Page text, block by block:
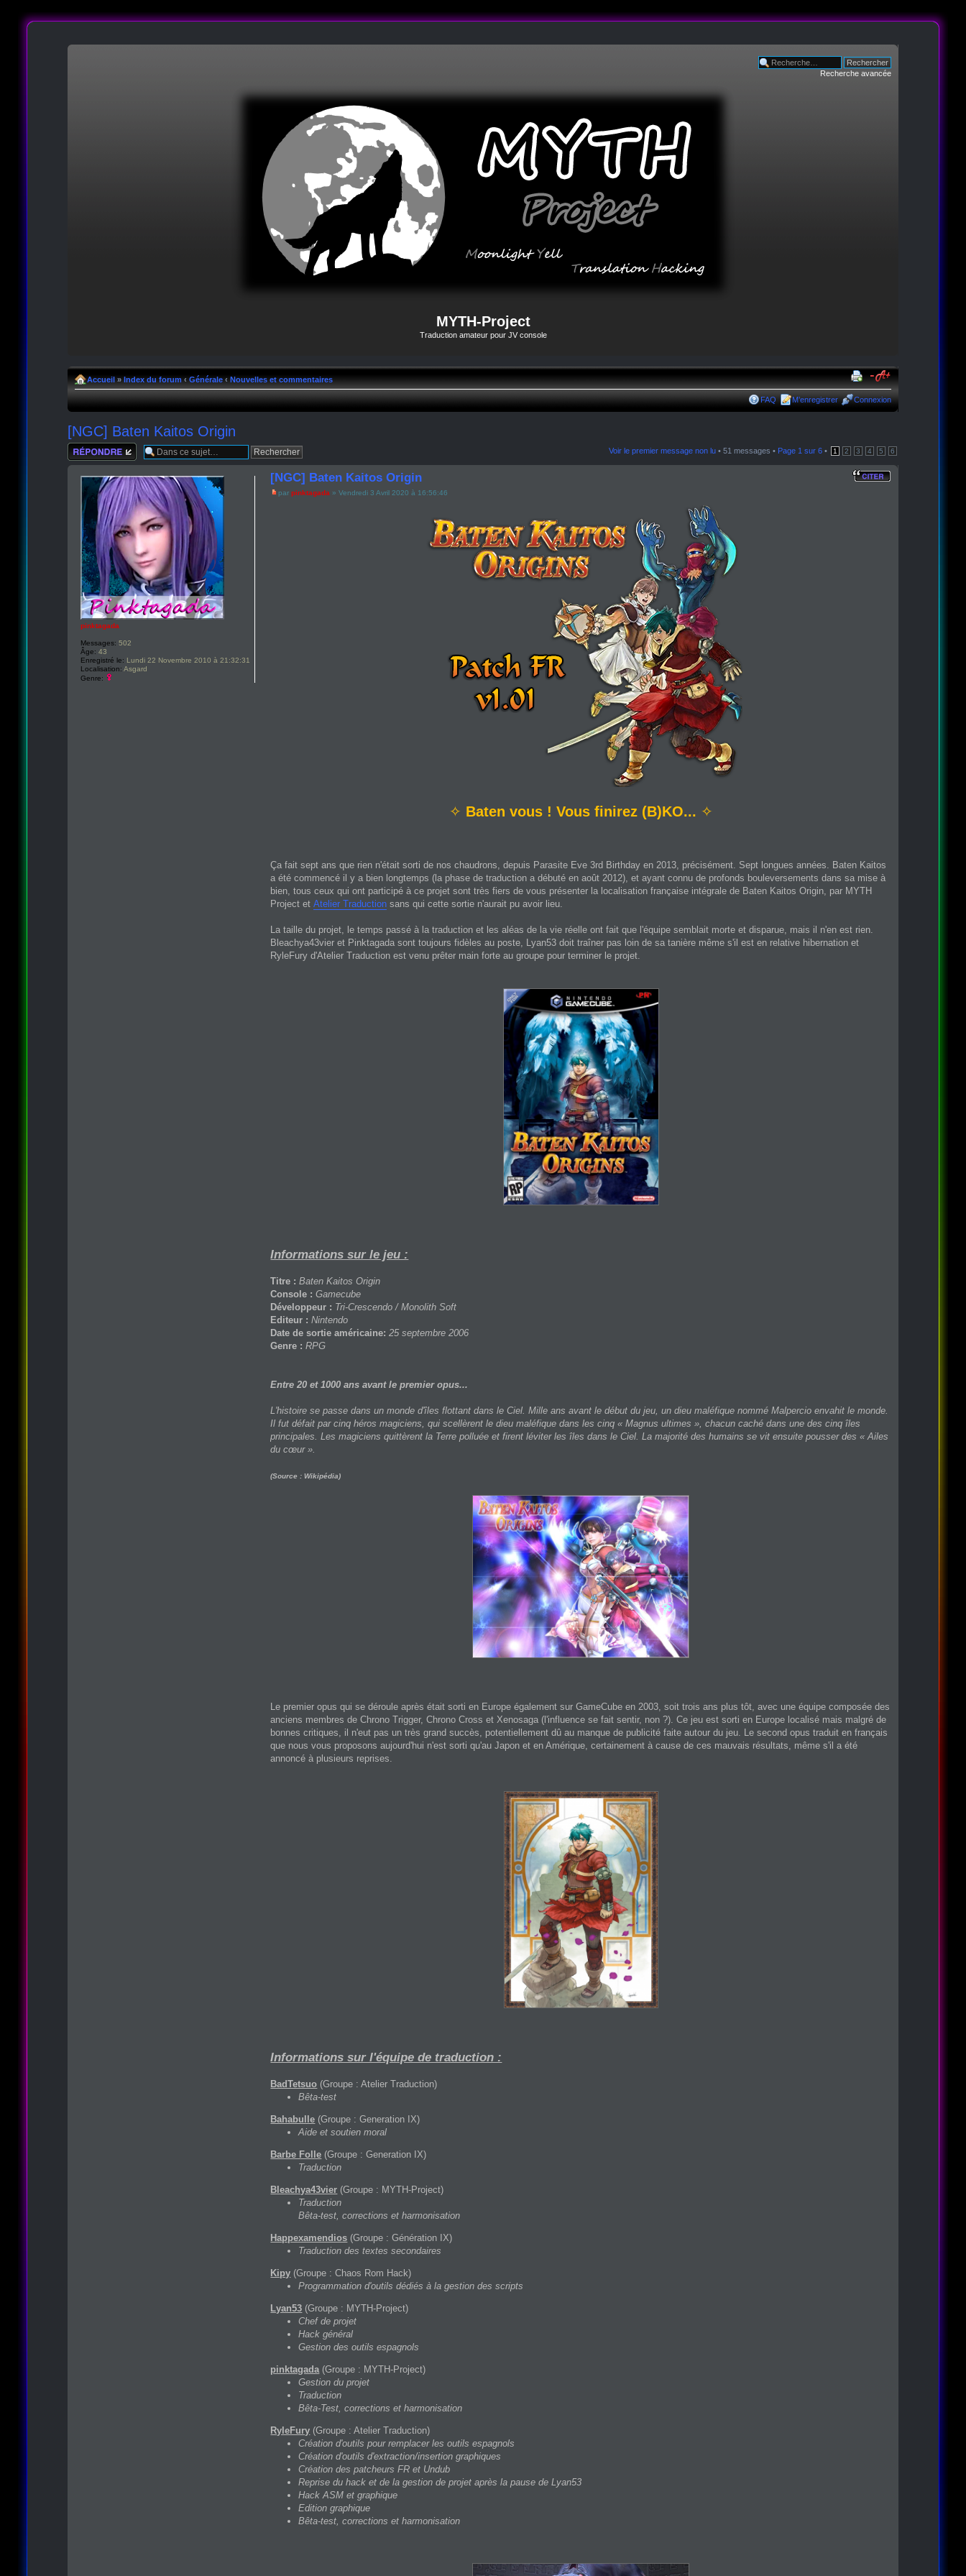
Recherche avancée
MYTH-Project
Traduction amateur pour JV console
Accueil» Index du forum ‹ Générale ‹ Nouvelles et commentaires
FAQ M’enregistrer Connexion
[NGC] Baten Kaitos Origin
Répondre Voir le premier message non lu • 51 messages • Page 1 sur6 • 1 2 3 4 5 6
[NGC] Baten Kaitos Origin
parpinktagada » Vendredi 3 Avril 2020 à 16:56:46
✧ Baten vous ! Vous finirez (B)KO... ✧
Ça fait sept ans que rien n'était sorti de nos chaudrons, depuis Parasite Eve 3rd Birthday en 2013, précisément. Sept longues années. Baten Kaitos
a été commencé il y a bien longtemps (la phase de traduction a débuté en août 2012), et ayant connu de profonds bouleversements dans sa mise à
bien, tous ceux qui ont participé à ce projet sont très fiers de vous présenter la localisation française intégrale de Baten Kaitos Origin, par MYTH
Project etAtelier Traduction sans qui cette sortie n'aurait pu avoir lieu.
La taille du projet, le temps passé à la traduction et les aléas de la vie réelle ont fait que l'équipe semblait morte et disparue, mais il n'en est rien.
Bleachya43vier et Pinktagada sont toujours fidèles au poste, Lyan53 doit traîner pas loin de sa tanière même s'il est en relative hibernation et
RyleFury d'Atelier Traduction est venu prêter main forte au groupe pour terminer le projet.
Informations sur le jeu :
Titre : Baten Kaitos Origin
Console : Gamecube
Développeur : Tri-Crescendo / Monolith Soft
Editeur : Nintendo
Date de sortie américaine: 25 septembre 2006
Genre : RPG
Entre 20 et 1000 ans avant le premier opus...
L'histoire se passe dans un monde d'îles flottant dans le Ciel. Mille ans avant le début du jeu, un dieu maléfique nommé Malpercio envahit le monde.
Il fut défait par cinq héros magiciens, qui scellèrent le dieu maléfique dans les cinq « Magnus ultimes », chacun caché dans une des cinq îles
principales. Les magiciens quittèrent la Terre polluée et firent léviter les îles dans le Ciel. La majorité des humains se vit ensuite pousser des « Ailes
du cœur ».
(Source : Wikipédia)
Le premier opus qui se déroule après était sorti en Europe également sur GameCube en 2003, soit trois ans plus tôt, avec une équipe composée des
anciens membres de Chrono Trigger, Chrono Cross et Xenosaga (l'influence se fait sentir, non ?). Ce jeu est sorti en Europe localisé mais malgré de
bonnes critiques, il n'eut pas un très grand succès, potentiellement dû au manque de publicité faite autour du jeu. Le second opus traduit en français
que nous vous proposons aujourd'hui n'est sorti qu'au Japon et en Amérique, certainement à cause de ces mauvais résultats, même s'il a été
annoncé à plusieurs reprises.
Informations sur l'équipe de traduction :
BadTetsuo (Groupe : Atelier Traduction)
Bêta-test
Bahabulle (Groupe : Generation IX)
Aide et soutien moral
Barbe Folle (Groupe : Generation IX)
Traduction
Bleachya43vier (Groupe : MYTH-Project)
Traduction
Bêta-test, corrections et harmonisation
Happexamendios (Groupe : Génération IX)
Traduction des textes secondaires
Kipy (Groupe : Chaos Rom Hack)
Programmation d'outils dédiés à la gestion des scripts
Lyan53 (Groupe : MYTH-Project)
Chef de projet
Hack général
Gestion des outils espagnols
pinktagada (Groupe : MYTH-Project)
Gestion du projet
Traduction
Bêta-Test, corrections et harmonisation
RyleFury (Groupe : Atelier Traduction)
Création d'outils pour remplacer les outils espagnols
Création d'outils d'extraction/insertion graphiques
Création des patcheurs FR et Undub
Reprise du hack et de la gestion de projet après la pause de Lyan53
Hack ASM et graphique
Edition graphique
Bêta-test, corrections et harmonisation
pinktagada
Messages: 502
Âge: 43
Enregistré le: Lundi 22 Novembre 2010 à 21:32:31
Localisation: Asgard
Genre: